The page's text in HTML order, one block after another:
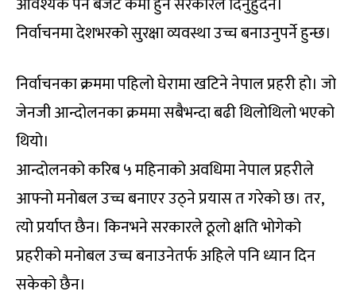
निर्वाचनमा देशभरको सुरक्षा व्यवस्था उच्च बनाउनुपर्ने हुन्छ।
निर्वाचनका क्रममा पहिलो घेरामा खटिने नेपाल प्रहरी हो। जो
जेनजी आन्दोलनका क्रममा सबैभन्दा बढी थिलोथिलो भएको
थियो।
आन्दोलनको करिब ५ महिनाको अवधिमा नेपाल प्रहरीले
आफ्नो मनोबल उच्च बनाएर उठ्ने प्रयास त गरेको छ। तर,
त्यो प्रर्याप्त छैन। किनभने सरकारले ठूलो क्षति भोगेको
प्रहरीको मनोबल उच्च बनाउनेतर्फ अहिले पनि ध्यान दिन
सकेको छैन।